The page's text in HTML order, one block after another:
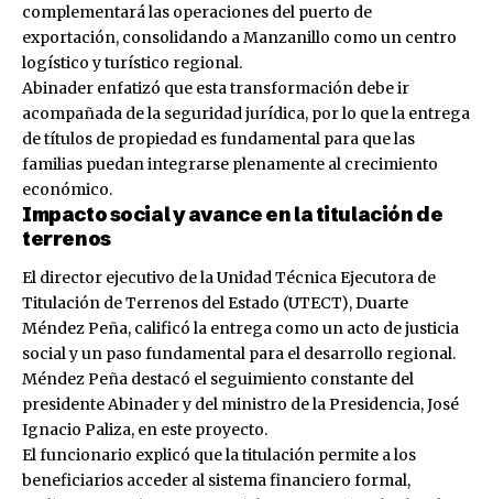
complementará las operaciones del puerto de
exportación, consolidando a Manzanillo como un centro
logístico y turístico regional.
Abinader enfatizó que esta transformación debe ir
acompañada de la seguridad jurídica, por lo que la entrega
de títulos de propiedad es fundamental para que las
familias puedan integrarse plenamente al crecimiento
económico.
Impacto social y avance en la titulación de
terrenos
El director ejecutivo de la Unidad Técnica Ejecutora de
Titulación de Terrenos del Estado (UTECT), Duarte
Méndez Peña, calificó la entrega como un acto de justicia
social y un paso fundamental para el desarrollo regional.
Méndez Peña destacó el seguimiento constante del
presidente Abinader y del ministro de la Presidencia, José
Ignacio Paliza, en este proyecto.
El funcionario explicó que la titulación permite a los
beneficiarios acceder al sistema financiero formal,